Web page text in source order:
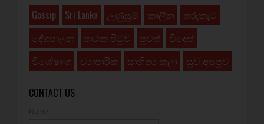
Gossip
Sri Lanka උණුසුම් කාලීන
තරුකැට
දේශපාලන
පාඨක පිටුව පුවත්
විදෙස්
විශේෂාංග
ව්‍යාපාරික සාහිත්‍ය කලා සුව අසපුව
CONTACT US